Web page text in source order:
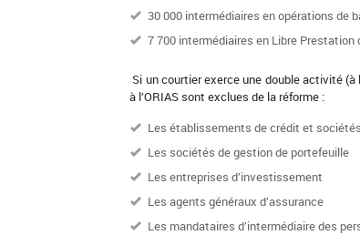
30 000 intermédiaires en opérations de
7 700 intermédiaires en Libre Prestation
Si un courtier exerce une double activité
à l’ORIAS sont exclues de la réforme :
Les établissements de crédit et
Les sociétés de gestion de portefeuille
Les entreprises d’investissement
Les agents généraux d’assurance
Les mandataires d’intermédiaire des